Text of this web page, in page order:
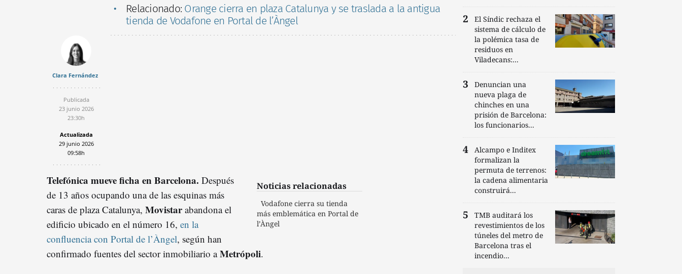
Relacionado: Orange cierra en plaza Catalunya y se traslada a la antigua
tienda de Vodafone en Portal de l’Àngel
Clara Fernández
Publicada
23 junio 2026
23:30h
Actualizada
29 junio 2026
09:58h
Noticias relacionadas
Vodafone cierra su tienda
más emblemática en Portal de
l’Àngel
Telefónica mueve ficha en Barcelona. Después
de 13 años ocupando una de las esquinas más
caras de plaza Catalunya, Movistarabandona el
edificio ubicado en el número 16, en la
confluencia con Portal de l’Àngel, según han
confirmado fuentes del sector inmobiliario aMetrópoli.
El Síndic rechaza el
sistema de cálculo de
la polémica tasa de
residuos en
Viladecans:...
Denuncian una
nueva plaga de
chinches en una
prisión de Barcelona:
los funcionarios...
Alcampo e Inditex
formalizan la
permuta de terrenos:
la cadena alimentaria
construirá...
TMB auditará los
revestimientos de los
túneles del metro de
Barcelona tras el
incendio...